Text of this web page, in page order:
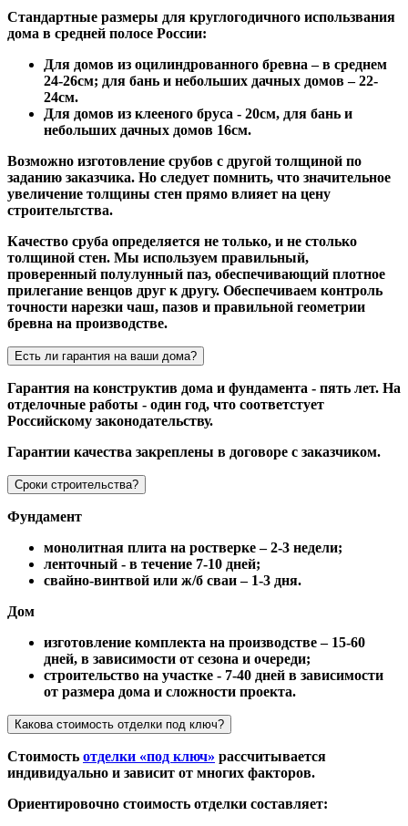
Стандартные размеры для круглогодичного использвания
дома в средней полосе России:
Для домов из оцилиндрованного бревна – в среднем
24-26см; для бань и небольших дачных домов – 22-
24см.
Для домов из клееного бруса - 20см, для бань и
небольших дачных домов 16см.
Возможно изготовление срубов с другой толщиной по
заданию заказчика. Но следует помнить, что значительное
увеличение толщины стен прямо влияет на цену
строительтства.
Качество сруба определяется не только, и не столько
толщиной стен. Мы используем правильный,
проверенный полулунный паз, обеспечивающий плотное
прилегание венцов друг к другу. Обеспечиваем контроль
точности нарезки чаш, пазов и правильной геометрии
бревна на производстве.
Есть ли гарантия на ваши дома?
Гарантия на конструктив дома и фундамента - пять лет. На
отделочные работы - один год, что соответстует
Российскому законодательству.
Гарантии качества закреплены в договоре с заказчиком.
Сроки строительства?
Фундамент
монолитная плита на ростверке – 2-3 недели;
ленточный - в течение 7-10 дней;
свайно-винтвой или ж/б сваи – 1-3 дня.
Дом
изготовление комплекта на производстве – 15-60
дней, в зависимости от сезона и очереди;
строительство на участке - 7-40 дней в зависимости
от размера дома и сложности проекта.
Какова стоимость отделки под ключ?
Стоимость отделки «под ключ» рассчитывается
индивидуально и зависит от многих факторов.
Ориентировочно стоимость отделки составляет: